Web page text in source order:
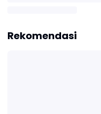
Rekomendasi